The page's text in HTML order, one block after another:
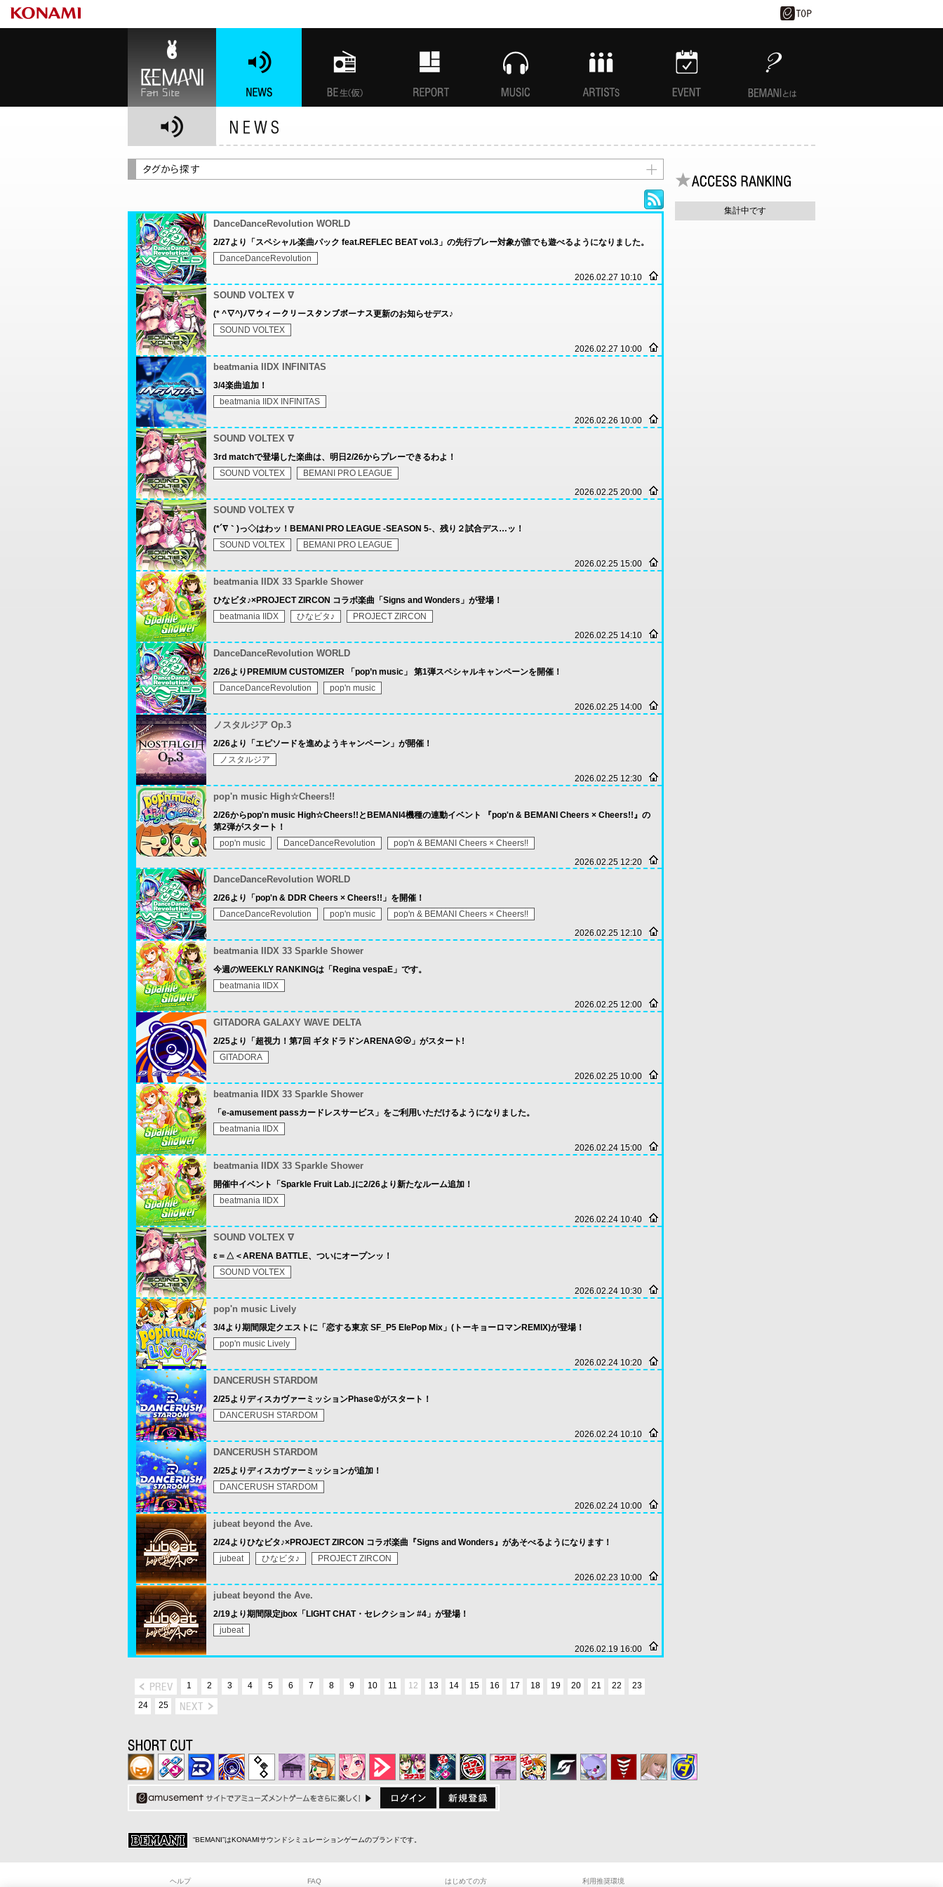
DanceDanceRevolution WORLD
2/27より「スペシャル楽曲パック feat.REFLEC BEAT vol.3」の先行プレー対象が誰でも遊べるようになりました。
DanceDanceRevolution
2026.02.27 10:10
SOUND VOLTEX ∇
(* ^∇^)ﾉ∇ウィークリースタンプボーナス更新のお知らせデス♪
SOUND VOLTEX
2026.02.27 10:00
beatmania IIDX INFINITAS
3/4楽曲追加！
beatmania IIDX INFINITAS
2026.02.26 10:00
SOUND VOLTEX ∇
3rd matchで登場した楽曲は、明日2/26からプレーできるわよ！
SOUND VOLTEX
BEMANI PRO LEAGUE
2026.02.25 20:00
SOUND VOLTEX ∇
(*´∇｀)っ◇はわッ！BEMANI PRO LEAGUE -SEASON 5-、残り２試合デス…ッ！
SOUND VOLTEX
BEMANI PRO LEAGUE
2026.02.25 15:00
beatmania IIDX 33 Sparkle Shower
ひなビタ♪×PROJECT ZIRCON コラボ楽曲「Signs and Wonders」が登場！
beatmania IIDX
ひなビタ♪
PROJECT ZIRCON
2026.02.25 14:10
DanceDanceRevolution WORLD
2/26よりPREMIUM CUSTOMIZER 「pop’n music」 第1弾スペシャルキャンペーンを開催！
DanceDanceRevolution
pop'n music
2026.02.25 14:00
ノスタルジア Op.3
2/26より「エピソードを進めようキャンペーン」が開催！
ノスタルジア
2026.02.25 12:30
pop'n music High☆Cheers!!
2/26からpop'n music High☆Cheers!!とBEMANI4機種の連動イベント 『pop'n & BEMANI Cheers × Cheers!!』の
第2弾がスタート！
pop'n music
DanceDanceRevolution
pop'n & BEMANI Cheers × Cheers!!
2026.02.25 12:20
DanceDanceRevolution WORLD
2/26より「pop'n & DDR Cheers × Cheers!!」を開催！
DanceDanceRevolution
pop'n music
pop'n & BEMANI Cheers × Cheers!!
2026.02.25 12:10
beatmania IIDX 33 Sparkle Shower
今週のWEEKLY RANKINGは「Regina vespaE」です。
beatmania IIDX
2026.02.25 12:00
GITADORA GALAXY WAVE DELTA
2/25より「超視力！第7回 ギタドラドンARENA⦿⦿」がスタート!
GITADORA
2026.02.25 10:00
beatmania IIDX 33 Sparkle Shower
「e-amusement passカードレスサービス」をご利用いただけるようになりました。
beatmania IIDX
2026.02.24 15:00
beatmania IIDX 33 Sparkle Shower
開催中イベント「Sparkle Fruit Lab.｣に2/26より新たなルーム追加！
beatmania IIDX
2026.02.24 10:40
SOUND VOLTEX ∇
ε＝△＜ARENA BATTLE、ついにオープンッ！
SOUND VOLTEX
2026.02.24 10:30
pop'n music Lively
3/4より期間限定クエストに「恋する東京 SF_P5 ElePop Mix」(トーキョーロマンREMIX)が登場！
pop'n music Lively
2026.02.24 10:20
DANCERUSH STARDOM
2/25よりディスカヴァーミッションPhase①がスタート！
DANCERUSH STARDOM
2026.02.24 10:10
DANCERUSH STARDOM
2/25よりディスカヴァーミッションが追加！
DANCERUSH STARDOM
2026.02.24 10:00
jubeat beyond the Ave.
2/24よりひなビタ♪×PROJECT ZIRCON コラボ楽曲『Signs and Wonders』があそべるようになります！
jubeat
ひなビタ♪
PROJECT ZIRCON
2026.02.23 10:00
jubeat beyond the Ave.
2/19より期間限定jbox「LIGHT CHAT・セレクション #4」が登場！
jubeat
2026.02.19 16:00
1 2 3 4 5 6 7 8 9 10 11 12 13 14 15 16 17 18 19 20 21 22
23
24
25
集計中です
“BEMANI”はKONAMIサウンドシミュレーションゲームのブランドです。
ヘルプ FAQ はじめての方 利用推奨環境